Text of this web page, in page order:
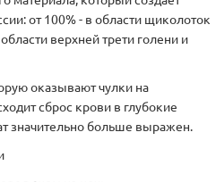
от 100% - в области щиколоток
верхней трети голени и
оказывают чулки на
сброс крови в глубокие
значительно больше выражен.